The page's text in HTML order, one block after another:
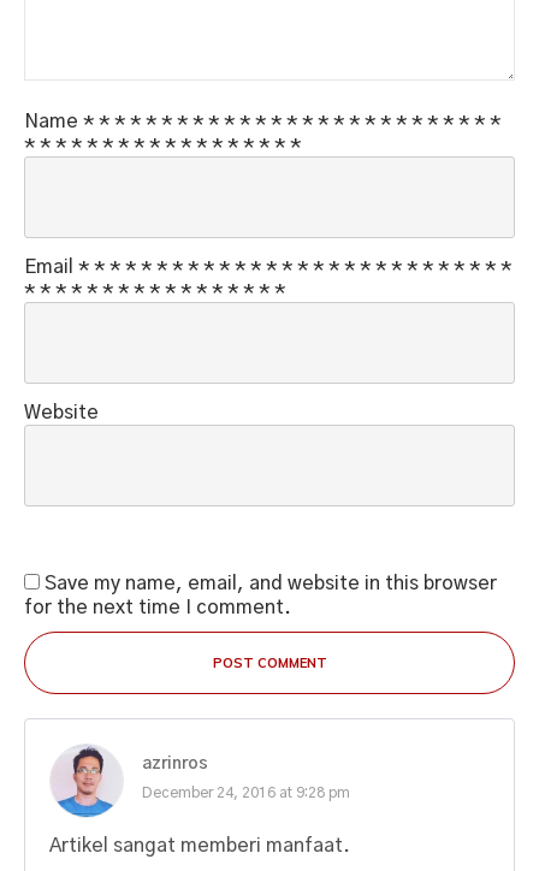
Name * * * * * * * * * * * * * * * * * * * * * * * * * * *
* * * * * * * * * * * * * * * * * *
Email * * * * * * * * * * * * * * * * * * * * * * * * * * * *
* * * * * * * * * * * * * * * * *
Website
Save my name, email, and website in this browser
for the next time I comment.
POST COMMENT
azrinros
December 24, 2016 at 9:28 pm
Artikel sangat memberi manfaat.